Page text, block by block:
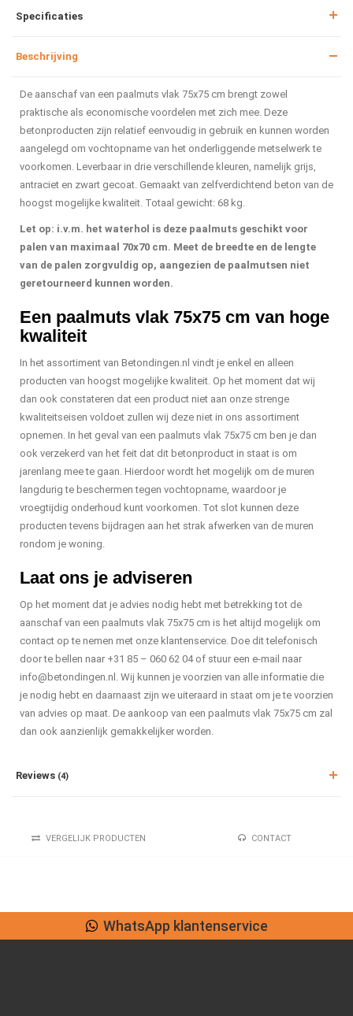
Specificaties
Beschrijving
De aanschaf van een paalmuts vlak 75x75 cm brengt zowel
praktische als economische voordelen met zich mee. Deze
betonproducten zijn relatief eenvoudig in gebruik en kunnen worden
aangelegd om vochtopname van het onderliggende metselwerk te
voorkomen. Leverbaar in drie verschillende kleuren, namelijk grijs,
antraciet en zwart gecoat. Gemaakt van zelfverdichtend beton van de
hoogst mogelijke kwaliteit. Totaal gewicht: 68 kg.
Let op: i.v.m. het waterhol is deze paalmuts geschikt voor
palen van maximaal 70x70 cm. Meet de breedte en de lengte
van de palen zorgvuldig op, aangezien de paalmutsen niet
geretourneerd kunnen worden.
Een paalmuts vlak 75x75 cm van hoge
kwaliteit
In het assortiment van Betondingen.nl vindt je enkel en alleen
producten van hoogst mogelijke kwaliteit. Op het moment dat wij
dan ook constateren dat een product niet aan onze strenge
kwaliteitseisen voldoet zullen wij deze niet in ons assortiment
opnemen. In het geval van een paalmuts vlak 75x75 cm ben je dan
ook verzekerd van het feit dat dit betonproduct in staat is om
jarenlang mee te gaan. Hierdoor wordt het mogelijk om de muren
langdurig te beschermen tegen vochtopname, waardoor je
vroegtijdig onderhoud kunt voorkomen. Tot slot kunnen deze
producten tevens bijdragen aan het strak afwerken van de muren
rondom je woning.
Laat ons je adviseren
Op het moment dat je advies nodig hebt met betrekking tot de
aanschaf van een paalmuts vlak 75x75 cm is het altijd mogelijk om
contact op te nemen met onze klantenservice. Doe dit telefonisch
door te bellen naar +31 85 – 060 62 04 of stuur een e-mail naar
info@betondingen.nl . Wij kunnen je voorzien van alle informatie die
je nodig hebt en daarnaast zijn we uiteraard in staat om je te voorzien
van advies op maat. De aankoop van een paalmuts vlak 75x75 cm zal
dan ook aanzienlijk gemakkelijker worden.
Reviews (4)
VERGELIJK PRODUCTEN CONTACT
Lage verzendkosten